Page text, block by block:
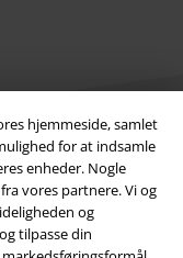
hjemmeside, samlet
for at indsamle
enheder. Nogle
vores partnere. Vi og
og
tilpasse din